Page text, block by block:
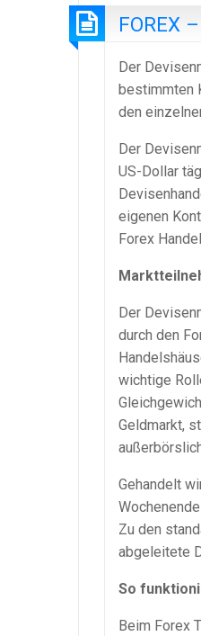
FOREX
Der
bestimmten
den
Der
US-Dollar
eigenen
Forex
Der
durch den
wichtige
Geldmarkt,
Gehandelt
Zu den
abgeleitete
So
Beim Forex